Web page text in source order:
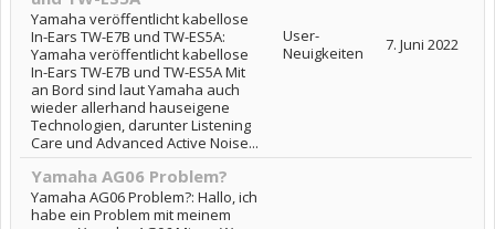
Yamaha veröffentlicht kabellose
In-Ears TW-E7B und TW-ES5A:
Yamaha veröffentlicht kabellose
In-Ears TW-E7B und TW-ES5A Mit
an Bord sind laut Yamaha auch
wieder allerhand hauseigene
Technologien, darunter Listening
Care und Advanced Active Noise...
User-
Neuigkeiten
7. Juni 2022
Yamaha AG06 Problem?
Yamaha AG06 Problem?: Hallo, ich
habe ein Problem mit meinem